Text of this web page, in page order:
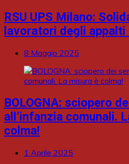
RSU UPS Milano:
lavoratori degli appalti
8 Maggio 2025
BOLOGNA: sciopero
all’infanzia comunali.
colma!
1 Aprile 2025